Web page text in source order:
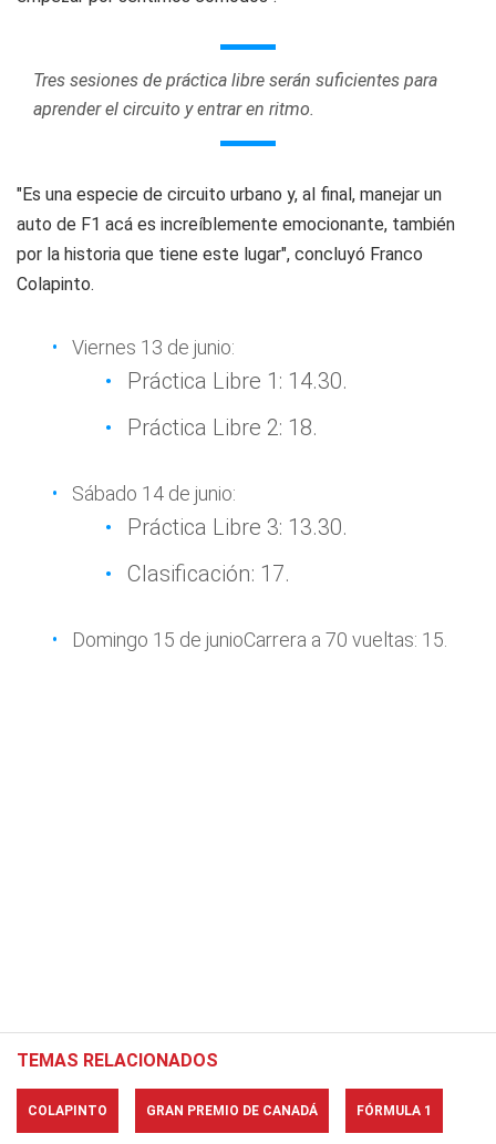
Tres sesiones de práctica libre serán suficientes para
aprender el circuito y entrar en ritmo.
"Es una especie de circuito urbano y, al final, manejar un
auto de F1 acá es increíblemente emocionante, también
por la historia que tiene este lugar", concluyó Franco
Colapinto.
Viernes 13 de junio:
Práctica Libre 1: 14.30.
Práctica Libre 2: 18.
Sábado 14 de junio:
Práctica Libre 3: 13.30.
Clasificación: 17.
Domingo 15 de junioCarrera a 70 vueltas: 15.
TEMAS RELACIONADOS
COLAPINTO GRAN PREMIO DE CANADÁ FÓRMULA 1